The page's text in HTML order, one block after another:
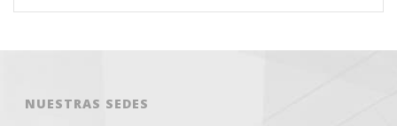
NUESTRAS SEDES